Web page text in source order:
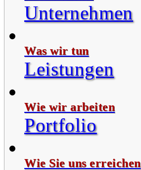
Unternehmen
Was wir tun
Leistungen
Wie wir arbeiten
Portfolio
Wie Sie uns erreichen